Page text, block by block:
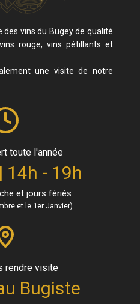
des vins du Bugey de qualité
rouge, vins pétillants et
une visite de notre
toute l'année
14h - 19h
et jours fériés
et le 1er Janvier)
rendre visite
Bugiste